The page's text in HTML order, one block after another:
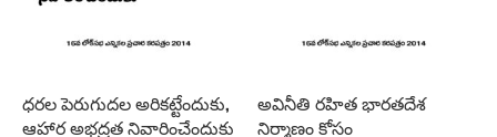
ధరల పెరుగుదల అరికట్టేందుకు,
ఆహార అభద్రత నివారించేందుకు
అవినీతి రహిత భారతదేశ
నిర్మాణం కోసం